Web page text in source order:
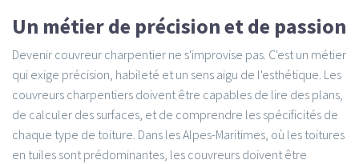
Un métier de précision et de passion
Devenir couvreur charpentier ne s'improvise pas. C'est un métier
qui exige précision, habileté et un sens aigu de l'esthétique. Les
couvreurs charpentiers doivent être capables de lire des plans,
de calculer des surfaces, et de comprendre les spécificités de
chaque type de toiture. Dans les Alpes-Maritimes, où les toitures
en tuiles sont prédominantes, les couvreurs doivent être